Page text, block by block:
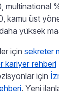
multinational
kamu üst
yüksek
için sekreter
kariyer rehberi
için
. Yeni